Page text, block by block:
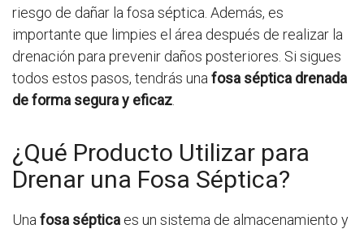
riesgo de dañar la fosa séptica. Además, es
importante que limpies el área después de realizar la
drenación para prevenir daños posteriores. Si sigues
todos estos pasos, tendrás una fosa séptica drenada
de forma segura y eficaz
¿Qué Producto Utilizar para
Drenar una Fosa Séptica?
Una fosa séptica es un sistema de almacenamiento y